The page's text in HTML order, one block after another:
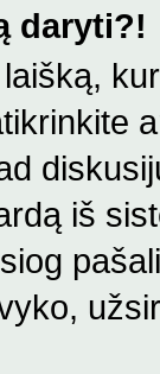
daryti?!
iš